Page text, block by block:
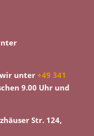
wir unter +49 341
9.00 Uhr und
Str. 124,